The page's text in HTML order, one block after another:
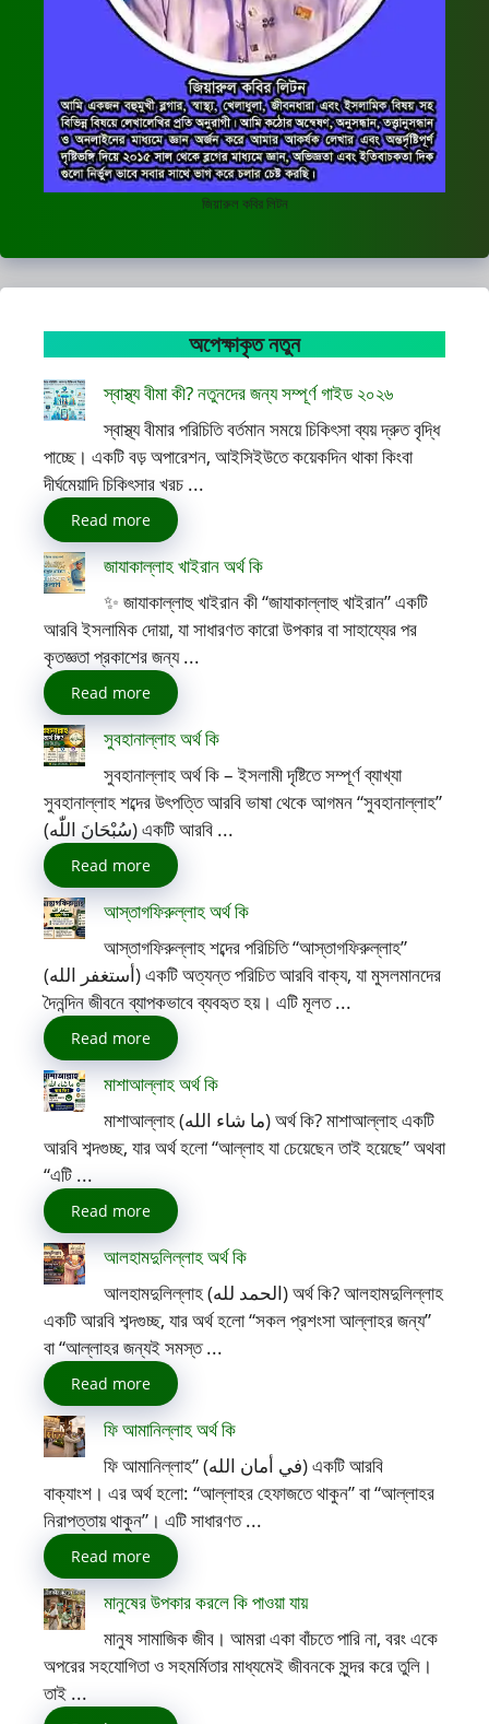
জিয়ারুল কবির লিটন
অপেক্ষাকৃত নতুন
স্বাস্থ্য বীমা কী? নতুনদের জন্য সম্পূর্ণ গাইড ২০২৬
স্বাস্থ্য বীমার পরিচিতি বর্তমান সময়ে চিকিৎসা ব্যয় দ্রুত বৃদ্ধি
পাচ্ছে। একটি বড় অপারেশন, আইসিইউতে কয়েকদিন থাকা কিংবা
দীর্ঘমেয়াদি চিকিৎসার খরচ ...
Read more
জাযাকাল্লাহ খাইরান অর্থ কি
✨ জাযাকাল্লাহু খাইরান কী “জাযাকাল্লাহু খাইরান” একটি
আরবি ইসলামিক দোয়া, যা সাধারণত কারো উপকার বা সাহায্যের পর
কৃতজ্ঞতা প্রকাশের জন্য ...
Read more
সুবহানাল্লাহ অর্থ কি
সুবহানাল্লাহ অর্থ কি – ইসলামী দৃষ্টিতে সম্পূর্ণ ব্যাখ্যা
সুবহানাল্লাহ শব্দের উৎপত্তি আরবি ভাষা থেকে আগমন “সুবহানাল্লাহ”
(سُبْحَانَ اللّٰه) একটি আরবি ...
Read more
আস্তাগফিরুল্লাহ অর্থ কি
আস্তাগফিরুল্লাহ শব্দের পরিচিতি “আস্তাগফিরুল্লাহ”
(أستغفر الله) একটি অত্যন্ত পরিচিত আরবি বাক্য, যা মুসলমানদের
দৈনন্দিন জীবনে ব্যাপকভাবে ব্যবহৃত হয়। এটি মূলত ...
Read more
মাশাআল্লাহ অর্থ কি
মাশাআল্লাহ (ما شاء الله) অর্থ কি? মাশাআল্লাহ একটি
আরবি শব্দগুচ্ছ, যার অর্থ হলো “আল্লাহ যা চেয়েছেন তাই হয়েছে” অথবা
“এটি ...
Read more
আলহামদুলিল্লাহ অর্থ কি
আলহামদুলিল্লাহ (الحمد لله) অর্থ কি? আলহামদুলিল্লাহ
একটি আরবি শব্দগুচ্ছ, যার অর্থ হলো “সকল প্রশংসা আল্লাহর জন্য”
বা “আল্লাহর জন্যই সমস্ত ...
Read more
ফি আমানিল্লাহ অর্থ কি
ফি আমানিল্লাহ” (في أمان الله) একটি আরবি
বাক্যাংশ। এর অর্থ হলো: “আল্লাহর হেফাজতে থাকুন” বা “আল্লাহর
নিরাপত্তায় থাকুন”। এটি সাধারণত ...
Read more
মানুষের উপকার করলে কি পাওয়া যায়
মানুষ সামাজিক জীব। আমরা একা বাঁচতে পারি না, বরং একে
অপরের সহযোগিতা ও সহমর্মিতার মাধ্যমেই জীবনকে সুন্দর করে তুলি।
তাই ...